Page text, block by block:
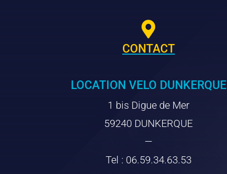

CONTACT
LOCATION VELO DUNKERQUE
1 bis Digue de Mer
59240 DUNKERQUE
—
Tel : 06.59.34.63.53